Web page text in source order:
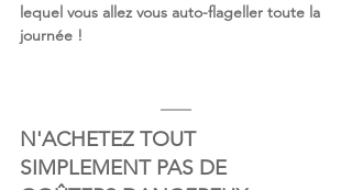
lequel vous allez vous auto-flageller toute la
journée !
N'ACHETEZ TOUT
SIMPLEMENT PAS DE